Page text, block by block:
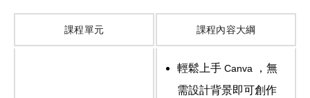
課程單元 課程內容大綱
輕鬆上手Canva
，無
需設計背景即可創作